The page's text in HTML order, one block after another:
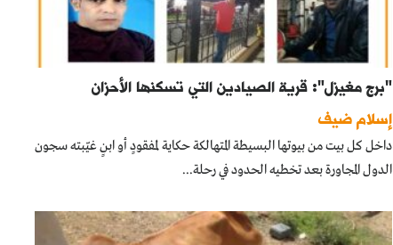
"برج مغيزل": قرية الصيادين التي تسكنها الأحزان
إسلام ضيف
داخل كل بيت من بيوتها البسيطة المتهالكة حكاية لمفقودٍ أو ابنٍ غيّبته سجون
الدول المجاورة بعد تخطيه الحدود في رحلة...